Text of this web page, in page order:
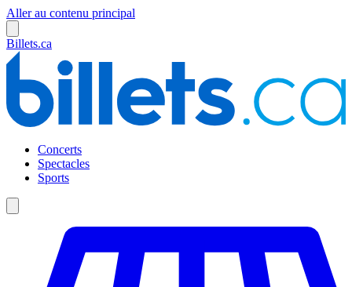
Aller au contenu principal
Billets.ca
Concerts
Spectacles
Sports